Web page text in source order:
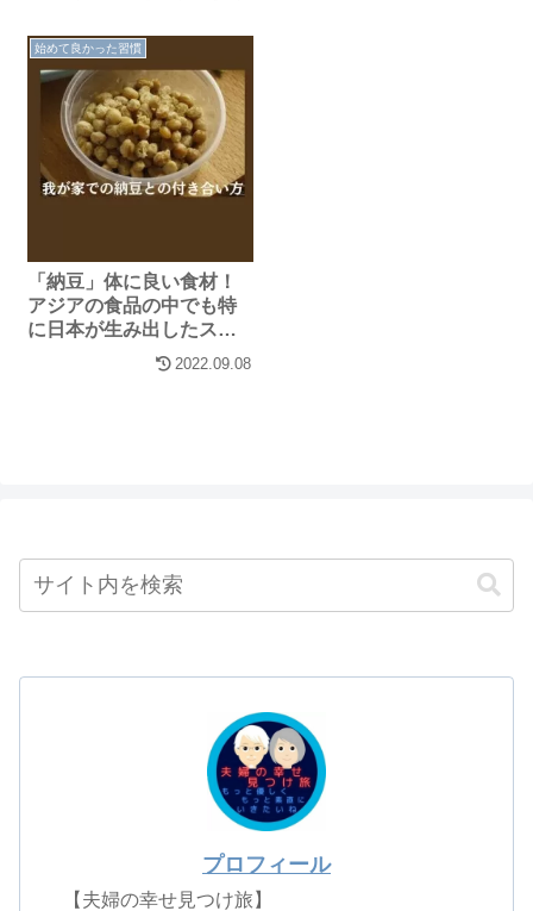
始めて良かった習慣
「納豆」体に良い食材！
アジアの食品の中でも特
に日本が生み出したスー
2022.09.08
プロフィール
【夫婦の幸せ見つけ旅】